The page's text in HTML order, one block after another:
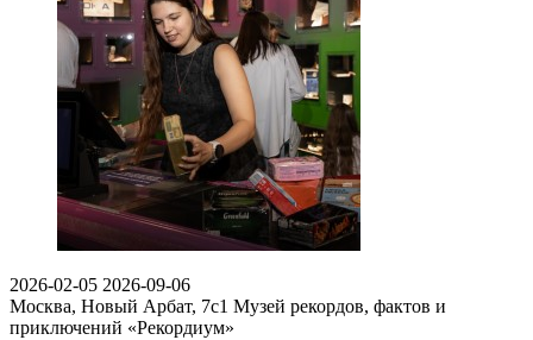
2026-02-05 2026-09-06
Москва, Новый Арбат, 7с1 Музей рекордов, фактов и
приключений «Рекордиум»